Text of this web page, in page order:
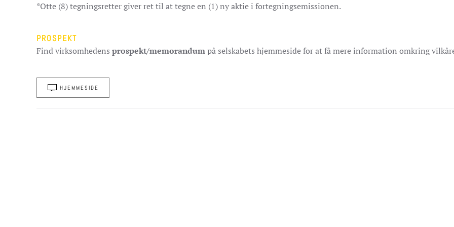
*Otte (8) tegningsretter giver ret til at tegne en (1) ny aktie i fortegningsemissionen.
PROSPEKT
Find virksomhedens prospekt/memorandumpå selskabets hjemmeside for at få mere information omkring
HJEMMESIDE